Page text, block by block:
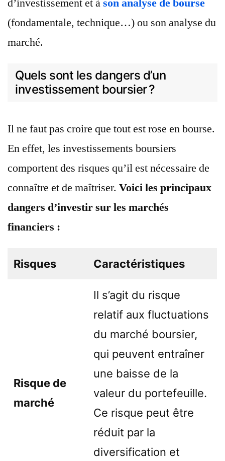
d’investissement et àson analyse de bourse
(fondamentale, technique…) ou son analyse du
marché.
Quels sont les dangers d’un
investissement boursier ?
Il ne faut pas croire que tout est rose en bourse.
En effet, les investissements boursiers
comportent des risques qu’il est nécessaire de
connaître et de maîtriser. Voici les principaux
dangers d’investir sur les marchés
financiers :
Risques Caractéristiques
Risque de
marché
Il s’agit du risque
relatif aux fluctuations
du marché boursier,
qui peuvent entraîner
une baisse de la
valeur du portefeuille.
Ce risque peut être
réduit par la
diversification et